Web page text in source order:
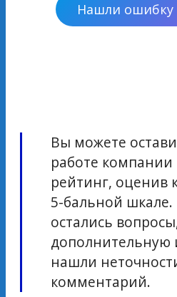
Нашли ошибку
Вы можете
работе компании
рейтинг, оценив
5-бальной шкале.
остались
нашли
комментарий.